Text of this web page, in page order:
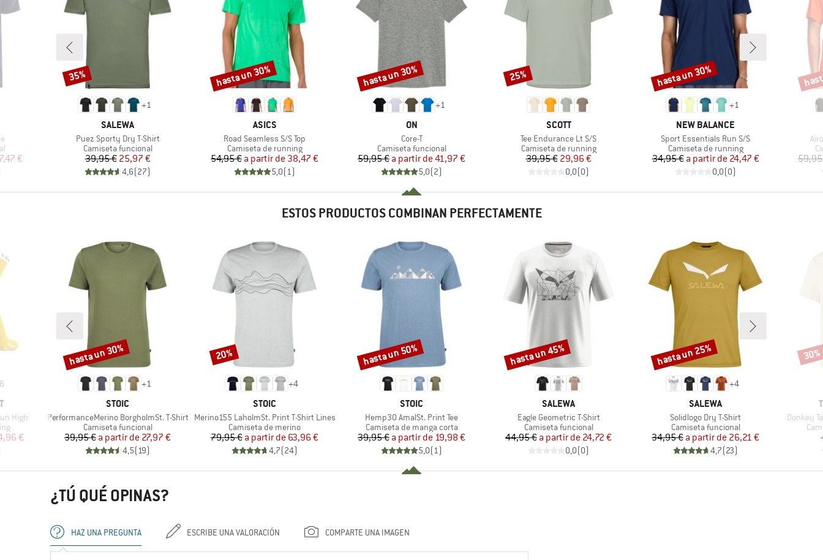
€
+1
MARCA
SALEWA
Artículo
Puez Sporty Dry T-Shirt
Product group
Camiseta funcional
Precio
39,95 €Precio reducido
25,97 €
4,6(27)
Descuento
35%
MARCA
ASICS
Artículo
Road Seamless S/S Top
Product group
Camiseta de running
Precio
54,95 € Precio reducido
a partir de 38,47 €
5,0(1)
Descuento
hasta un 30%
+1
MARCA
ON
Artículo
Core-T
Product group
Camiseta funcional
Precio
59,95 € Precio reducido
a partir de41,97 €
5,0(2)
Descuento
hasta un 30%
MARCA
SCOTT
Artículo
Tee Endurance Lt S/S
Product group
Camiseta de running
Precio
39,95 €Precio reducido
29,96 €
0,0(0)
Descuento
25%
+1
MARCA
NEW BALANCE
Artículo
Sport Essentials Run S/S
Product group
Camiseta de running
Precio
34,95 € Precio reducido
a partir de 24,47 €
0,0(0)
Descuento
hasta un 30%
ESTOS PRODUCTOS COMBINAN PERFECTAMENTE
6
High
€
+1
MARCA
STOIC
Artículo
PerformanceMerino BorgholmSt. T-Shirt
Product group
Camiseta funcional
Precio
39,95 € Precio reducido
a partir de 27,97 €
4,5(19)
Descuento
hasta un 30%
+4
MARCA
STOIC
Artículo
Merino155 LaholmSt. Print T-Shirt Lines
Product group
Camiseta de merino
Precio
79,95 € Precio reducido
a partir de 63,96 €
4,7(24)
Descuento
20%
MARCA
STOIC
Artículo
Hemp30 AmalSt. Print Tee
Product group
Camiseta de manga corta
Precio
39,95 € Precio reducido
a partir de 19,98 €
5,0(1)
Descuento
hasta un 50%
MARCA
SALEWA
Artículo
Eagle Geometric T-Shirt
Product group
Camiseta funcional
Precio
44,95 € Precio reducido
a partir de 24,72 €
0,0(0)
Descuento
hasta un 45%
+4
MARCA
SALEWA
Artículo
Solidlogo Dry T-Shirt
Product group
Camiseta funcional
Precio
34,95 € Precio reducido
a partir de 26,21 €
4,7(23)
Descuento
hasta un 25%
Artículo
Donkey
30%
¿TÚ QUÉ OPINAS?
HAZ UNA PREGUNTA ESCRIBE UNA VALORACIÓN COMPARTE UNA IMAGEN